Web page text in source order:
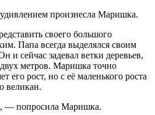
произнесла Маришка.
своего большого
Папа всегда выделялся своим
и сейчас задевал ветки деревьев,
двух метров. Маришка точно
его рост, но с её маленького роста
великан.
— попросила Маришка.